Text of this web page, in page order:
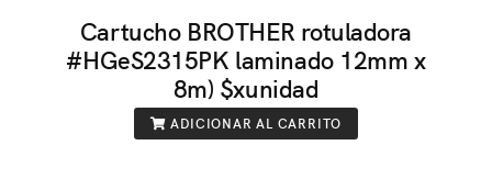
Cartucho BROTHER rotuladora
#HGeS2315PK laminado 12mm x
8m) $xunidad
ADICIONAR AL CARRITO